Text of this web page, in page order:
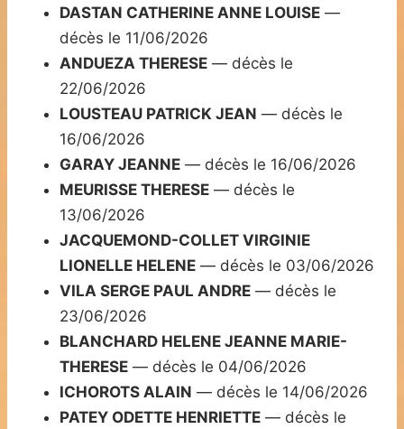
DASTAN CATHERINE ANNE LOUISE —
décès le 11/06/2026
ANDUEZA THERESE — décès le
22/06/2026
LOUSTEAU PATRICK JEAN — décès le
16/06/2026
GARAY JEANNE — décès le 16/06/2026
MEURISSE THERESE — décès le
13/06/2026
JACQUEMOND-COLLET VIRGINIE
LIONELLE HELENE — décès le 03/06/2026
VILA SERGE PAUL ANDRE — décès le
23/06/2026
BLANCHARD HELENE JEANNE MARIE-
THERESE — décès le 04/06/2026
ICHOROTS ALAIN — décès le 14/06/2026
PATEY ODETTE HENRIETTE — décès le